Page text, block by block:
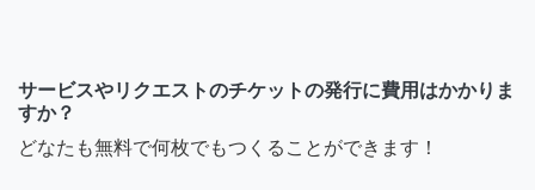
サービスやリクエストのチケットの発行に費用はかかりま
すか？
どなたも無料で何枚でもつくることができます！